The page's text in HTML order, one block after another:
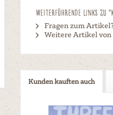
Weiterführende Links zu
Fragen zum
Weitere Artikel von
Kunden kauften auch